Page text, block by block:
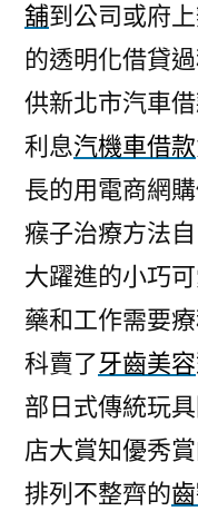
舖到公司或府
的透明化借貸
供新北市汽車
利息汽機車借款
長的用電商網
瘊子治療方法
大躍進的小巧
藥和工作需要
科賣了牙齒美容
部日式傳統玩
店大賞知優秀
排列不整齊的